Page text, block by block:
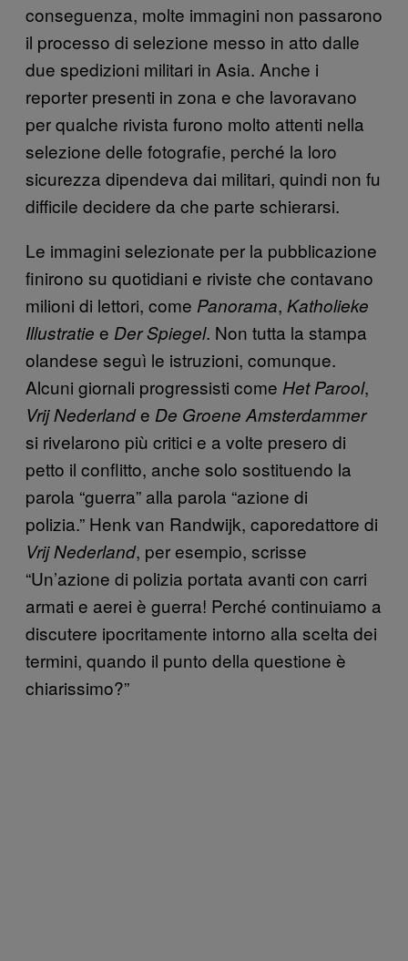
conseguenza, molte immagini non passarono
il processo di selezione messo in atto dalle
due spedizioni militari in Asia. Anche i
reporter presenti in zona e che lavoravano
per qualche rivista furono molto attenti nella
selezione delle fotografie, perché la loro
sicurezza dipendeva dai militari, quindi non fu
difficile decidere da che parte schierarsi.
Le immagini selezionate per la pubblicazione
finirono su quotidiani e riviste che contavano
milioni di lettori, come Panorama, Katholieke
Illustratie e Der Spiegel. Non tutta la stampa
olandese seguì le istruzioni, comunque.
Alcuni giornali progressisti come Het Parool,
Vrij Nederlande De Groene Amsterdammer
si rivelarono più critici e a volte presero di
petto il conflitto, anche solo sostituendo la
parola “guerra” alla parola “azione di
polizia.” Henk van Randwijk, caporedattore di
Vrij Nederland, per esempio, scrisse
“Un’azione di polizia portata avanti con carri
armati e aerei è guerra! Perché continuiamo a
discutere ipocritamente intorno alla scelta dei
termini, quando il punto della questione è
chiarissimo?”